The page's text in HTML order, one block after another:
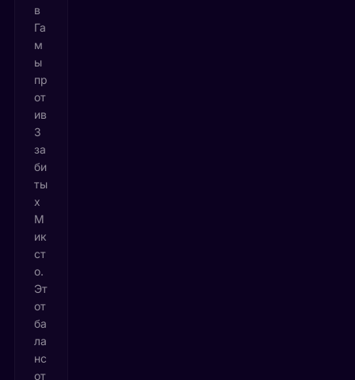
в
Га
м
ы
пр
от
ив
3
за
би
ты
х
М
ик
ст
о.
Эт
от
ба
ла
нс
от